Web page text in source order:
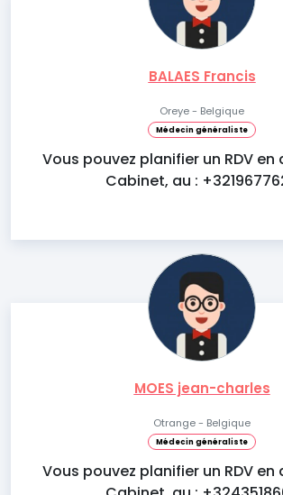
BALAES Francis
Oreye - Belgique
Médecin généraliste
Vous pouvez planifier un RDV
Cabinet, au :
MOES jean-charles
Otrange - Belgique
Médecin généraliste
Vous pouvez planifier un RDV